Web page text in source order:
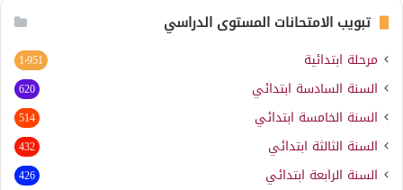
تبويب الامتحانات المستوى الدراسي
مرحلة ابتدائية 1٬951
السنة السادسة ابتدائي 620
السنة الخامسة ابتدائي 514
السنة الثالثة ابتدائي 432
السنة الرابعة ابتدائي 426